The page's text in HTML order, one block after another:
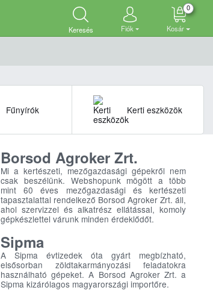
Keresés Fiók Kosár
0
Fűnyírók Kerti eszközök
Borsod Agroker Zrt.
Mi a kertészeti, mezőgazdasági gépekről nem
csak beszélünk. Webshopunk mögött a több
mint 60 éves mezőgazdasági és kertészeti
tapasztalattal rendelkező Borsod Agroker Zrt. áll,
ahol szervizzel és alkatrész ellátással, komoly
gépkészlettel várunk minden érdeklődőt.
Sipma
A Sipma évtizedek óta gyárt megbízható,
elsősorban zöldtakarmányozási feladatokra
használható gépeket. A Borsod Agroker Zrt. a
Sipma kizárólagos magyarországi importőre.